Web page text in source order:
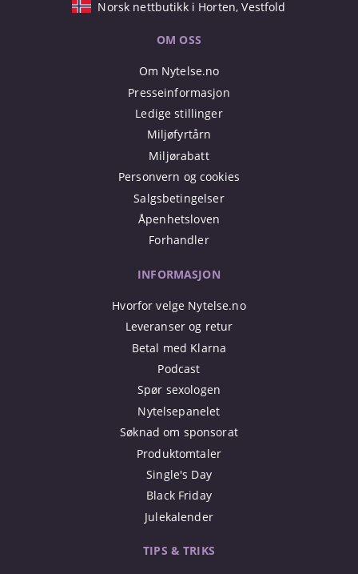
Norsk nettbutikk i Horten, Vestfold
OM OSS
Om Nytelse.no
Presseinformasjon
Ledige stillinger
Miljøfyrtårn
Miljørabatt
Personvern og cookies
Salgsbetingelser
Åpenhetsloven
Forhandler
INFORMASJON
Hvorfor velge Nytelse.no
Leveranser og retur
Betal med Klarna
Podcast
Spør sexologen
Nytelsepanelet
Søknad om sponsorat
Produktomtaler
Single's Day
Black Friday
Julekalender
TIPS & TRIKS